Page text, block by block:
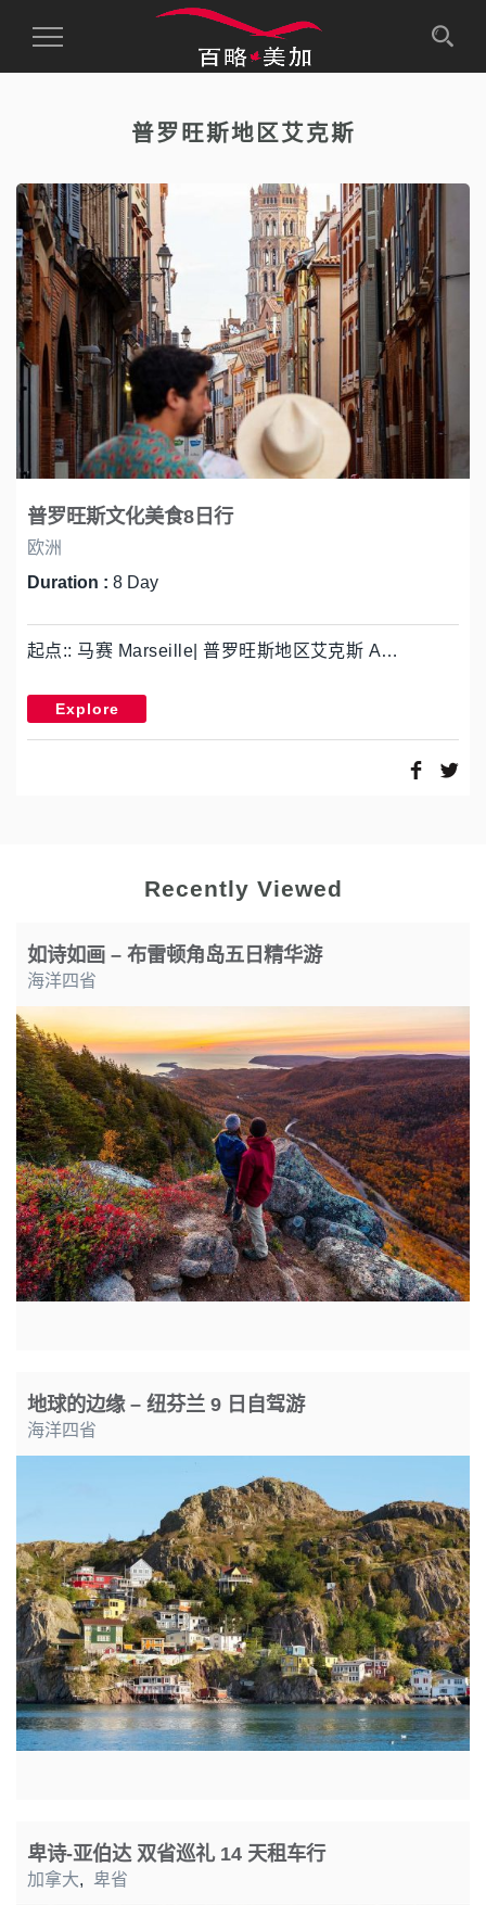
Toggle
普罗旺斯地区艾克斯
普罗旺斯文化美食8日行
欧洲
Duration : 8 Day
起点:: 马赛 Marseille| 普罗旺斯地区艾克斯 A…
Explore
Recently Viewed
如诗如画 – 布雷顿角岛五日精华游
海洋四省
地球的边缘 – 纽芬兰 9 日自驾游
海洋四省
卑诗-亚伯达 双省巡礼 14 天租车行
加拿大, 卑省